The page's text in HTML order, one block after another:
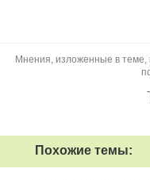
Мнения, изложенные в теме,
Похожие темы: